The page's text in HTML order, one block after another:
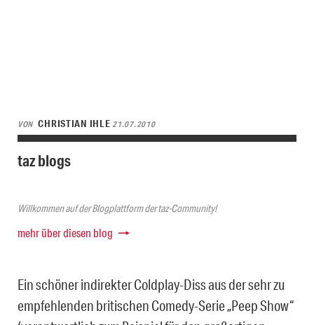
VON CHRISTIAN IHLE21.07.2010
taz blogs
Willkommen auf der Blogplattform der taz-Community!
mehr über diesen blog
Ein schöner indirekter Coldplay-Diss aus der sehr zu
empfehlenden britischen Comedy-Serie „Peep Show“